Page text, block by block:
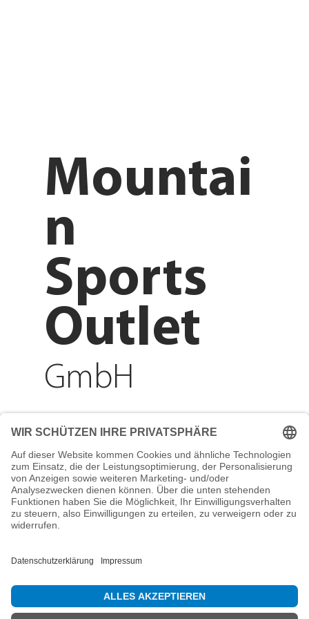
Adresse
Reichenberger Str. 1
84130 Dingolfing
Telefon
info@mountain-sports-
Mountai
n
Sports
Outlet
GmbH